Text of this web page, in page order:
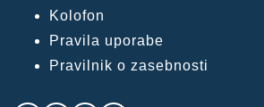
Kolofon
Pravila uporabe
Pravilnik o zasebnosti